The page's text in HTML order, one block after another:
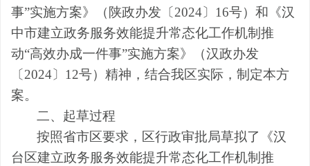
事”实施方案》（陕政办发〔 2024〕 16号）和《汉
中市建立政务服务效能提升常态化工作机制推
动“高效办成一件事”实施方案》（汉政办发
〔 2024〕 12号）精神，结合我区实际，制定本方
案。
二、 起草过程
按照省市区要求，区行政审批局草拟了《汉
台区建立政务服务效能提升常态化工作机制推